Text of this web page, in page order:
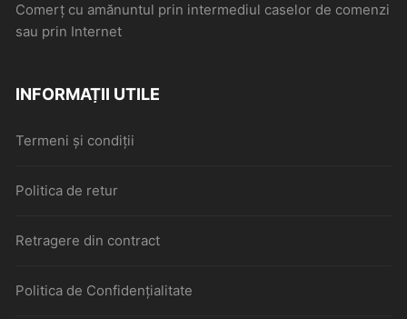
Comerţ cu amănuntul prin intermediul caselor de comenzi
sau prin Internet
INFORMAȚII UTILE
Termeni și condiții
Politica de retur
Retragere din contract
Politica de Confidențialitate